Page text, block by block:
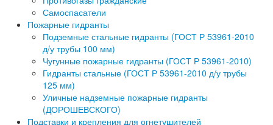
Самоспасатели
Пожарные гидранты
Подземные стальные гидранты (ГОСТ Р 53961-2010
д/у трубы 100 мм)
Чугунные пожарные гидранты (ГОСТ Р 53961-2010)
Гидранты стальные (ГОСТ Р 53961-2010 д/у трубы
125 мм)
Уличные надземные пожарные гидранты
(ДОРОШЕВСКОГО)
Подставки и крепления для огнетушителей